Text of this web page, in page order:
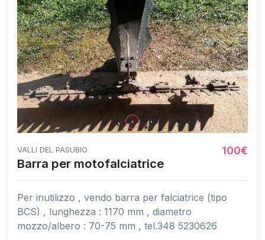
VALLI DEL PASUBIO 100€
Barra per motofalciatrice
Per inutilizzo , vendo barra per falciatrice (tipo
BCS) , lunghezza : 1170 mm , diametro
mozzo/albero : 70-75 mm , tel.348 5230626